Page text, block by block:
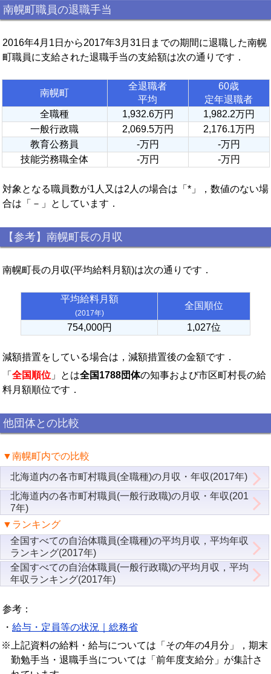
南幌町職員の退職手当
2016年4月1日から2017年3月31日までの期間に退職した南幌
町職員に支給された退職手当の支給額は次の通りです．
南幌町
全退職者
平均
60歳
定年退職者
全職種
1,932.6万円
1,982.2万円
一般行政職
2,069.5万円
2,176.1万円
教育公務員
-万円
-万円
技能労務職全体
-万円 -万円
対象となる職員数が1人又は2人の場合は「*」，数値のない場
合は「－」としています．
【参考】南幌町長の月収
南幌町長の月収(平均給料月額)は次の通りです．
平均給料月額
(2017年)
全国順位
754,000円 1,027位
減額措置をしている場合は，減額措置後の金額です．
「 全国順位 」とは全国1788団体の知事および市区町村長の給
料月額順位です．
他団体との比較
▼南幌町内での比較
北海道内の各市町村職員(全職種)の月収・年収(2017年)
北海道内の各市町村職員(一般行政職)の月収・年収(201
7年)
▼ランキング
全国すべての自治体職員(全職種)の平均月収，平均年収
ランキング(2017年)
全国すべての自治体職員(一般行政職)の平均月収，平均
年収ランキング(2017年)
参考：
・ 給与・定員等の状況｜総務省
※上記資料の給料・給与については「その年の4月分」，期末
勤勉手当・退職手当については「前年度支給分」が集計さ